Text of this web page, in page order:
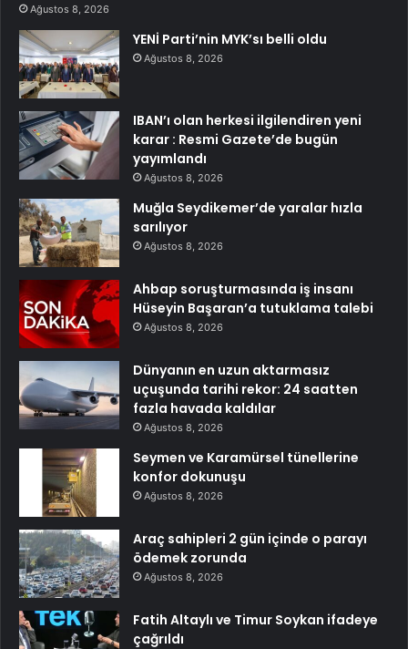
Ağustos 8, 2026
YENİ Parti’nin MYK’sı belli oldu
Ağustos 8, 2026
IBAN’ı olan herkesi ilgilendiren yeni
karar : Resmi Gazete’de bugün
yayımlandı
Ağustos 8, 2026
Muğla Seydikemer’de yaralar hızla
sarılıyor
Ağustos 8, 2026
Ahbap soruşturmasında iş insanı
Hüseyin Başaran’a tutuklama talebi
Ağustos 8, 2026
Dünyanın en uzun aktarmasız
uçuşunda tarihi rekor: 24 saatten
fazla havada kaldılar
Ağustos 8, 2026
Seymen ve Karamürsel tünellerine
konfor dokunuşu
Ağustos 8, 2026
Araç sahipleri 2 gün içinde o parayı
ödemek zorunda
Ağustos 8, 2026
Fatih Altaylı ve Timur Soykan ifadeye
çağrıldı